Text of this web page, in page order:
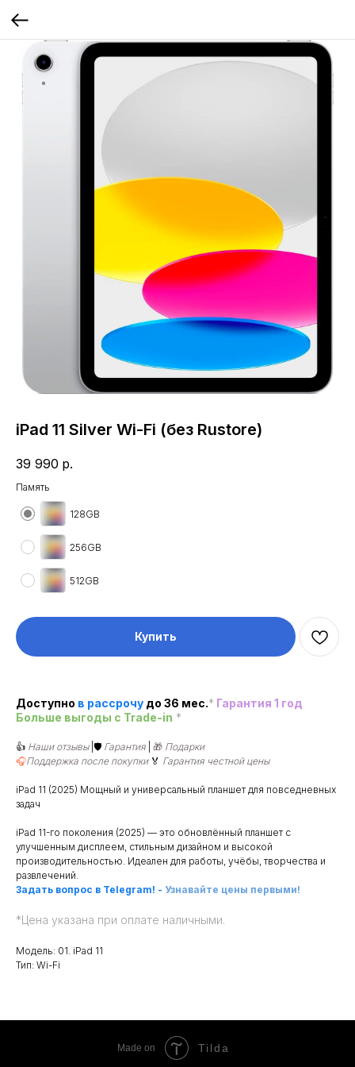
iPad 11 Silver Wi-Fi (без Rustore)
39 990 р.
Память
128GB
256GB
512GB
Купить
Доступно в рассрочу до 36 мес.* Гарантия 1 год
Больше выгоды c Trade-in *
👍 Наши отзывы |🛡️ Гарантия 🎁 Подарки
🎧Поддержка после покупки 🏅 Гарантия честной цены
iPad 11 (2025) Мощный и универсальный планшет для повседневных
задач
iPad 11-го поколения (2025) — это обновлённый планшет с
улучшенным дисплеем, стильным дизайном и высокой
производительностью. Идеален для работы, учёбы, творчества и
развлечений.
Задать вопрос в Telegram! - Узнавайте цены первыми!
*Цена указана при оплате наличными.
Модель: 01. iPad 11
Тип: Wi-Fi
Made on Tilda